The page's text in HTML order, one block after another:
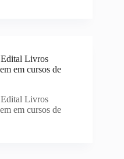
Livros
em cursos de
Livros
em cursos de